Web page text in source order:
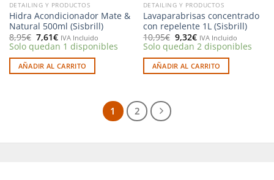
DETAILING Y PRODUCTOS
Hidra Acondicionador Mate &
Natural 500ml (Sisbrill)
8,95€ El
precio
original
era:
8,95€.
7,61€El
precio
actual
es:
7,61€.
IVA Incluido
Solo quedan 1 disponibles
AÑADIR AL CARRITO
DETAILING Y PRODUCTOS
Lavaparabrisas concentrado
con repelente 1L (Sisbrill)
10,95€ El
precio
original
era:
10,95€.
9,32€El
precio
actual
es:
9,32€.
IVA Incluido
Solo quedan 2 disponibles
AÑADIR AL CARRITO
1 2